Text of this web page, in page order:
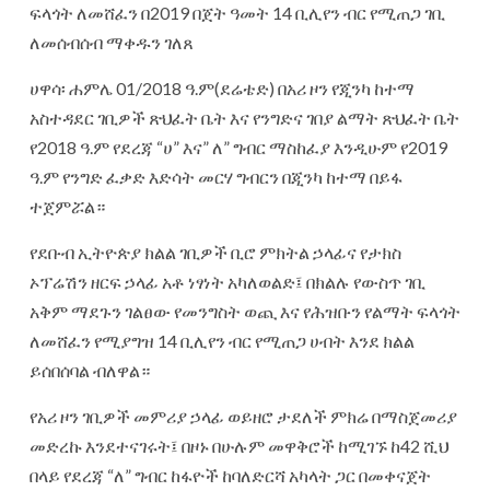
ፍላጎት ለመሸፈን በ2019 በጀት ዓመት 14 ቢሊየን ብር የሚጠጋ ገቢ
ለመሰብሰብ ማቀዱን ገለጸ
ሀዋሳ፡ ሐምሌ 01/2018 ዓ.ም(ደሬቴድ) በአሪ ዞን የጂንካ ከተማ
አስተዳደር ገቢዎች ጽህፈት ቤት እና የንግድና ገበያ ልማት ጽህፈት ቤት
የ2018 ዓ.ም የደረጃ “ሀ” እና” ለ” ግብር ማስከፈያ እንዲሁም የ2019
ዓ.ም የንግድ ፈቃድ እድሳት መርሃ ግብርን በጂንካ ከተማ በይፋ
ተጀምሯል።
የደቡብ ኢትዮጵያ ክልል ገቢዎች ቢሮ ምክትል ኃላፊና የታክስ
ኦፕሬሽን ዘርፍ ኃላፊ አቶ ነፃነት አካለወልድ፤ በክልሉ የውስጥ ገቢ
አቅም ማደጉን ገልፀው የመንግስት ወጪ እና የሕዝቡን የልማት ፍላጎት
ለመሸፈን የሚያግዝ 14 ቢሊየን ብር የሚጠጋ ሀብት እንደ ክልል
ይሰበሰባል ብለዋል።
የአሪ ዞን ገቢዎች መምሪያ ኃላፊ ወይዘሮ ታደለች ምክሬ በማስጀመሪያ
መድረኩ እንደተናገሩት፤ በዞኑ በሁሉም መዋቅሮች ከሚገኙ ከ42 ሺህ
በላይ የደረጃ “ለ” ግብር ከፋዮች ከባለድርሻ አካላት ጋር በመቀናጀት